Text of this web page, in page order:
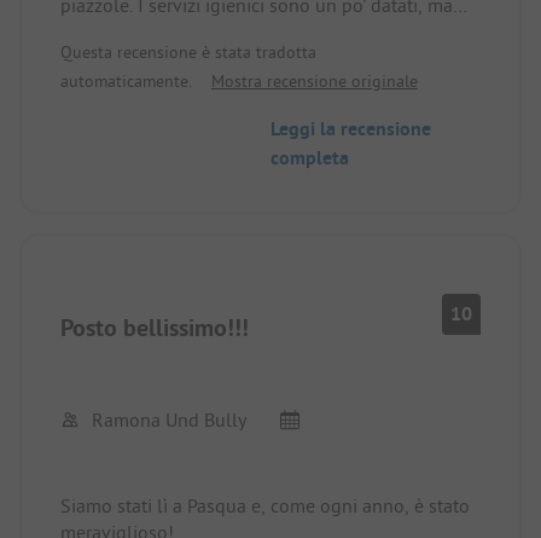
estremamente cordiali.
Questa recensione è stata tradotta
automaticamente.
Mostra recensione originale
Leggi la recensione
completa
Posto bellissimo!!! 10
Ramona Und Bully
Siamo stati lì a Pasqua e, come ogni anno, è stato
meraviglioso!